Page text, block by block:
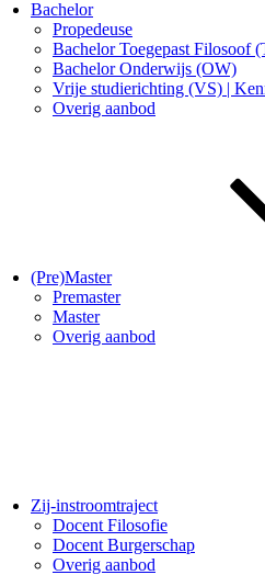
Bachelor
Propedeuse
Bachelor Toegepast Filosoof
Bachelor Onderwijs (OW)
Vrije studierichting (VS) |
Overig aanbod
(Pre)Master
Premaster
Master
Overig aanbod
Zij-instroomtraject
Docent Filosofie
Docent Burgerschap
Overig aanbod